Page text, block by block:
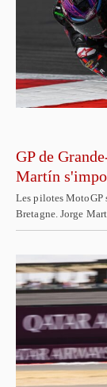
GP de
Martín
Les pilotes MotoGP
Bretagne. Jorge